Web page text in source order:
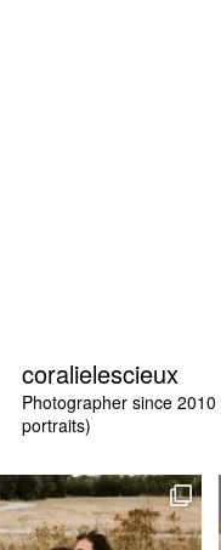
coralielescieux
Photographer since 2010
portraits)